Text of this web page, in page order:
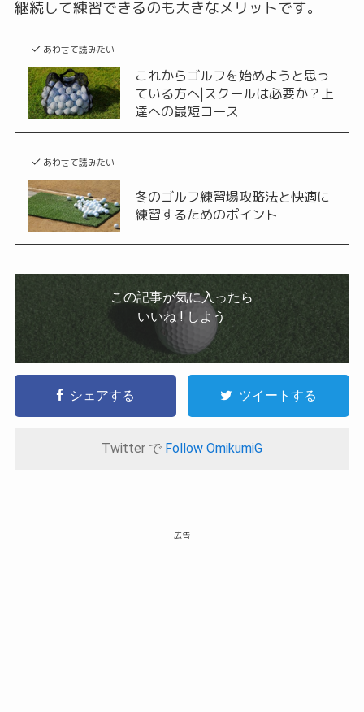
継続して練習できるのも大きなメリットです。
あわせて読みたい
これからゴルフを始めようと思っ
ている方へ|スクールは必要か？上
達への最短コース
あわせて読みたい
冬のゴルフ練習場攻略法と快適に
練習するためのポイント
この記事が気に入ったら
いいね ! しよう
シェアする ツイートする
Twitter で Follow OmikumiG
広告